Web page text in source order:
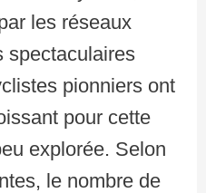
les réseaux
spectaculaires
pionniers ont
pour cette
explorée. Selon
le nombre de